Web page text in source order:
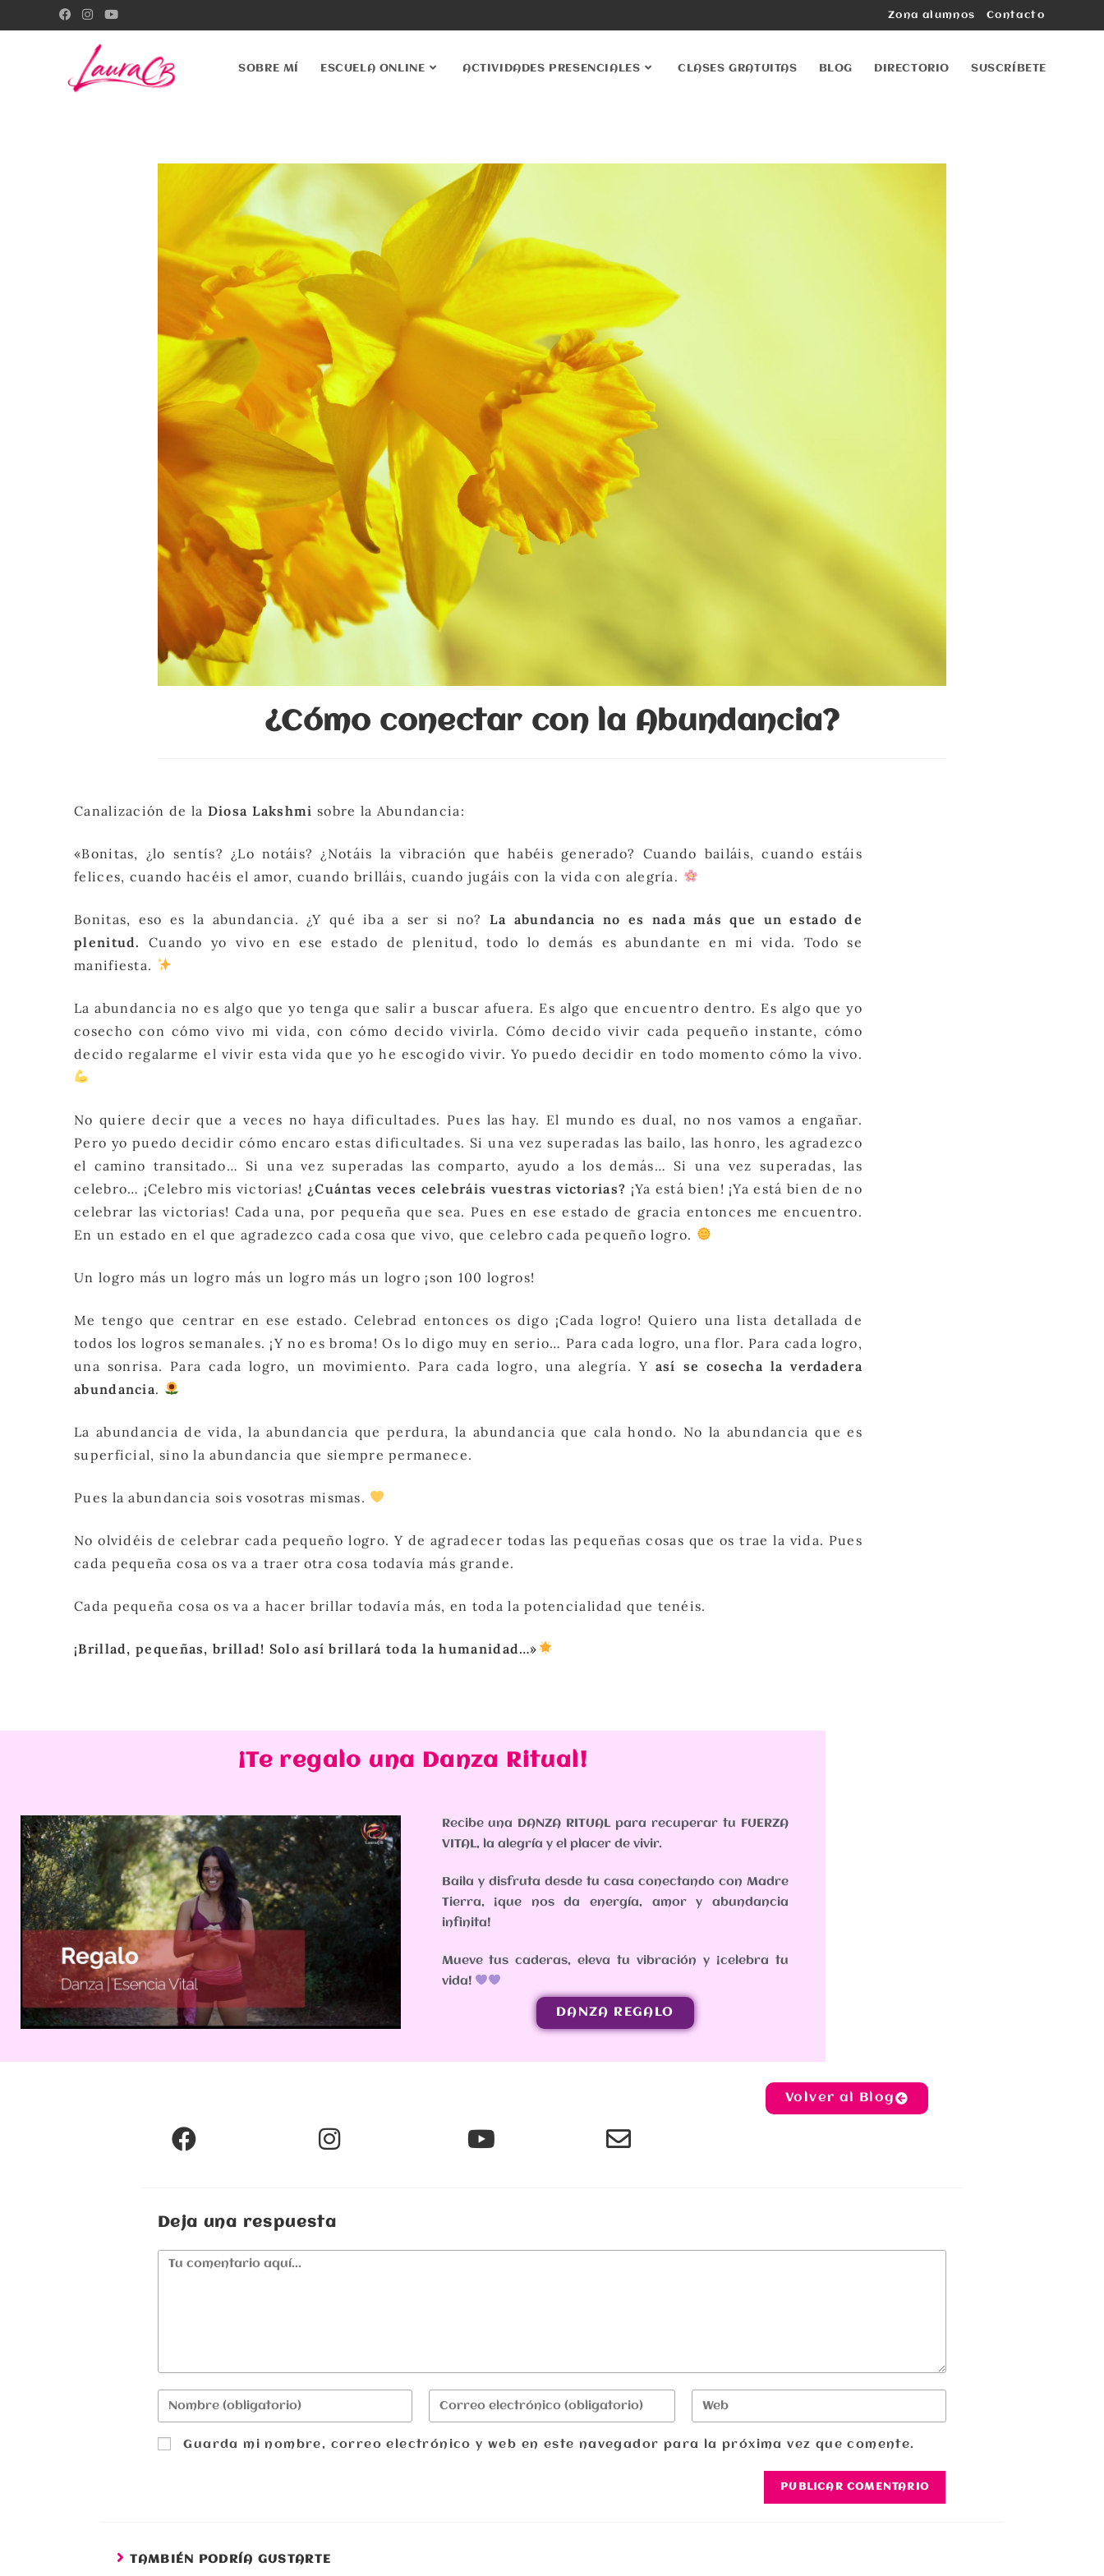
Zona alumnos Contacto
SOBRE MÍ ESCUELA ONLINE ACTIVIDADES PRESENCIALES CLASES GRATUITAS BLOG DIRECTORIO SUSCRÍBETE
¿Cómo conectar con la Abundancia?
Canalización de la Diosa Lakshmi sobre la Abundancia:
«Bonitas, ¿lo sentís? ¿Lo notáis? ¿Notáis la vibración que habéis generado? Cuando bailáis, cuando estáis
felices, cuando hacéis el amor, cuando brilláis, cuando jugáis con la vida con alegría.
Bonitas, eso es la abundancia. ¿Y qué iba a ser si no? La abundancia no es nada más que un estado de
plenitud.
Cuando yo vivo en ese estado de plenitud, todo lo demás es abundante en mi vida. Todo se
manifiesta.
La abundancia no es algo que yo tenga que salir a buscar afuera. Es algo que encuentro dentro. Es algo que yo
cosecho con cómo vivo mi vida, con cómo decido vivirla. Cómo decido vivir cada pequeño instante, cómo
decido regalarme el vivir esta vida que yo he escogido vivir. Yo puedo decidir en todo momento cómo la vivo.
No quiere decir que a veces no haya dificultades. Pues las hay. El mundo es dual, no nos vamos a engañar.
Pero yo puedo decidir cómo encaro estas dificultades. Si una vez superadas las bailo, las honro, les agradezco
el camino transitado… Si una vez superadas las comparto, ayudo a los demás… Si una vez superadas, las
celebro… ¡Celebro mis victorias! ¿Cuántas veces celebráis vuestras victorias? ¡Ya está bien! ¡Ya está bien de no
celebrar las victorias! Cada una, por pequeña que sea. Pues en ese estado de gracia entonces me encuentro.
En un estado en el que agradezco cada cosa que vivo, que celebro cada pequeño logro.
Un logro más un logro más un logro más un logro ¡son 100 logros!
Me tengo que centrar en ese estado. Celebrad entonces os digo ¡Cada logro! Quiero una lista detallada de
todos los logros semanales. ¡Y no es broma! Os lo digo muy en serio… Para cada logro, una flor. Para cada logro,
una sonrisa. Para cada logro, un movimiento. Para cada logro, una alegría. Y así se cosecha la verdadera
abundancia.
La abundancia de vida, la abundancia que perdura, la abundancia que cala hondo. No la abundancia que es
superficial, sino la abundancia que siempre permanece.
Pues la abundancia sois vosotras mismas.
No olvidéis de celebrar cada pequeño logro. Y de agradecer todas las pequeñas cosas que os trae la vida. Pues
cada pequeña cosa os va a traer otra cosa todavía más grande.
Cada pequeña cosa os va a hacer brillar todavía más, en toda la potencialidad que tenéis.
¡Brillad, pequeñas, brillad! Solo así brillará toda la humanidad…»
¡Te regalo una Danza Ritual!
Recibe una DANZA RITUAL para recuperar tu FUERZA
VITAL, la alegría y el placer de vivir.
Baila y disfruta desde tu casa conectando con Madre
Tierra, ¡que nos da energía, amor y abundancia
infinita!
Mueve tus caderas, eleva tu vibración y ¡celebra tu
vida!
DANZA REGALO
Volver al Blog
Deja una respuesta
Guarda mi nombre, correo electrónico y web en este navegador para la próxima vez que comente.
TAMBIÉN PODRÍA GUSTARTE